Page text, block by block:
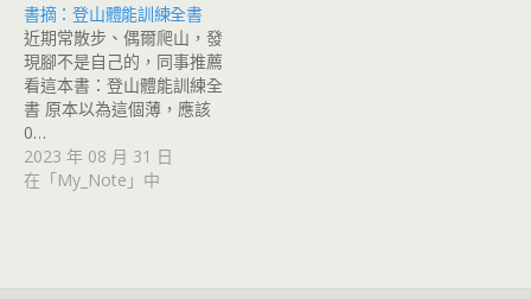
書摘：登山體能訓練全書
近期常散步、偶爾爬山，發
現腳不是自己的，同事推薦
看這本書：登山體能訓練全
書 原本以為這個薄，應該
0…
2023 年 08 月 31 日
在「My_Note」中